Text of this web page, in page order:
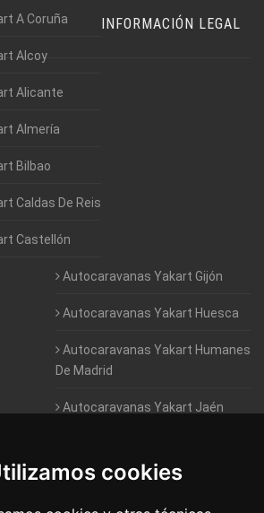
cookies
A Coruña
Alcoy
Alicante
Almería
Bilbao
Caldas De Reis
Castellón
Autocaravanas Yakart Gijón
Autocaravanas Yakart Huesca
Autocaravanas Yakart Humanes
De Madrid
Autocaravanas Yakart Jaén
Autocaravanas Yakart Valencia
INFORMACIÓN LEGAL